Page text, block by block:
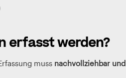
erfasst werden?
muss nachvollziehbar und